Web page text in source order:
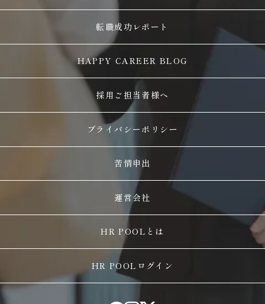
転職成功レポート
HAPPY CAREER BLOG
採用ご担当者様へ
プライバシーポリシー
苦情申出
運営会社
HR POOLとは
HR POOLログイン